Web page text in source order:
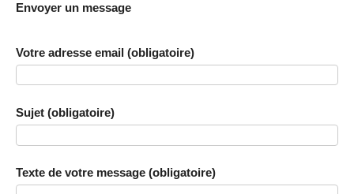
Envoyer un message
Votre adresse email (obligatoire)
Sujet (obligatoire)
Texte de votre message (obligatoire)